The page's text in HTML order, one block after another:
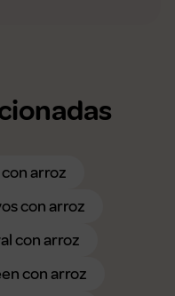
arroz
con arroz
con arroz
con arroz